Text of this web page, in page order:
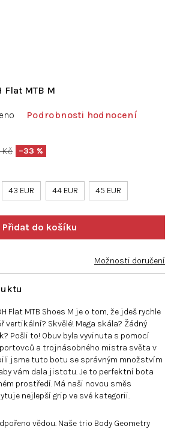
43 EUR 44 EUR 45 EUR
–33 %
Možnosti doručení
Flat MTB M
Podrobnosti hodnocení
Flat MTB Shoes M je o tom, že jdeš rychle
vertikální? Skvělé! Mega skála? Žádný
Pošli to! Obuv byla vyvinuta s pomocí
a trojnásobného mistra světa v
jsme tuto botu se správným množstvím
vám dala jistotu. Je to perfektní bota
prostředí. Má naši novou směs
nejlepší grip ve své kategorii.
vědou. Naše trio Body Geometry